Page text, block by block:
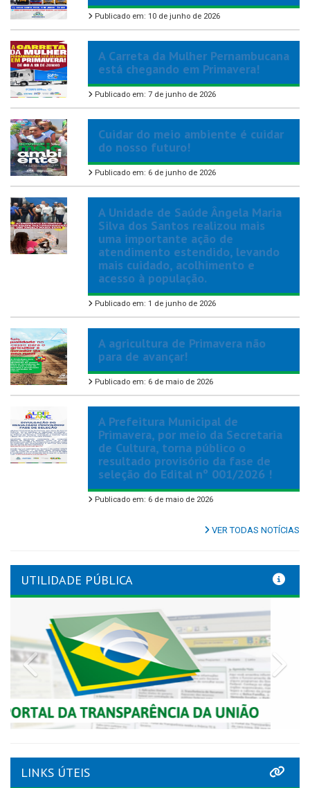
Publicado em: 10 de junho de 2026
A Carreta da Mulher Pernambucana
está chegando em Primavera!
Publicado em: 7 de junho de 2026
Cuidar do meio ambiente é cuidar
do nosso futuro!
Publicado em: 6 de junho de 2026
A Unidade de Saúde Ângela Maria
Silva dos Santos realizou mais
uma importante ação de
atendimento estendido, levando
mais cuidado, acolhimento e
acesso à população.
Publicado em: 1 de junho de 2026
A agricultura de Primavera não
para de avançar!
Publicado em: 6 de maio de 2026
A Prefeitura Municipal de
Primavera, por meio da Secretaria
de Cultura, torna público o
resultado provisório da fase de
seleção do Edital nº 001/2026 !
Publicado em: 6 de maio de 2026
VER TODAS NOTÍCIAS
UTILIDADE PÚBLICA
Previous
LINKS ÚTEIS